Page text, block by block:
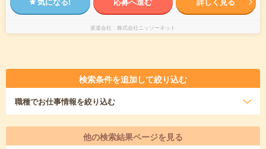
派遣会社 株式会社ニッソーネット
検索条件を追加して絞り込む
職種でお仕事情報を絞り込む
他の検索結果ページを見る